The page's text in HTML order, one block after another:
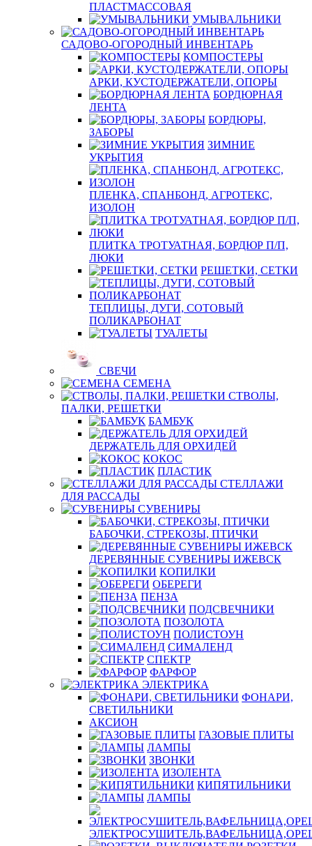
ПЛАСТМАССОВАЯ
УМЫВАЛЬНИКИ
САДОВО-ОГОРОДНЫЙ ИНВЕНТАРЬ
КОМПОСТЕРЫ
АРКИ, КУСТОДЕРЖАТЕЛИ, ОПОРЫ
БОРДЮРНАЯ
ЛЕНТА
БОРДЮРЫ,
ЗАБОРЫ
ЗИМНИЕ
УКРЫТИЯ
ПЛЕНКА, СПАНБОНД, АГРОТЕКС,
ИЗОЛОН
ПЛИТКА ТРОТУАТНАЯ, БОРДЮР П/П,
ЛЮКИ
РЕШЕТКИ, СЕТКИ
ТЕПЛИЦЫ, ДУГИ, СОТОВЫЙ
ПОЛИКАРБОНАТ
ТУАЛЕТЫ
СВЕЧИ
СЕМЕНА
СТВОЛЫ,
ПАЛКИ, РЕШЕТКИ
БАМБУК
ДЕРЖАТЕЛЬ ДЛЯ ОРХИДЕЙ
КОКОС
ПЛАСТИК
СТЕЛЛАЖИ
ДЛЯ РАССАДЫ
СУВЕНИРЫ
БАБОЧКИ, СТРЕКОЗЫ, ПТИЧКИ
ДЕРЕВЯННЫЕ СУВЕНИРЫ ИЖЕВСК
КОПИЛКИ
ОБЕРЕГИ
ПЕНЗА
ПОДСВЕЧНИКИ
ПОЗОЛОТА
ПОЛИСТОУН
СИМАЛЕНД
СПЕКТР
ФАРФОР
ЭЛЕКТРИКА
ФОНАРИ,
СВЕТИЛЬНИКИ
АКСИОН
ГАЗОВЫЕ ПЛИТЫ
ЛАМПЫ
ЗВОНКИ
ИЗОЛЕНТА
КИПЯТИЛЬНИКИ
ЛАМПЫ